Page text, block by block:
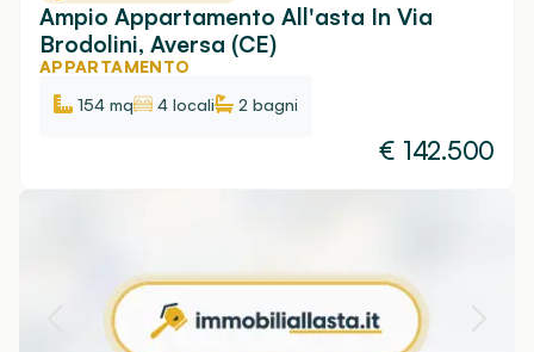
Ampio Appartamento All'asta In Via
Brodolini, Aversa (CE)
APPARTAMENTO
154 mq
4 locali 2 bagni
€ 142.500